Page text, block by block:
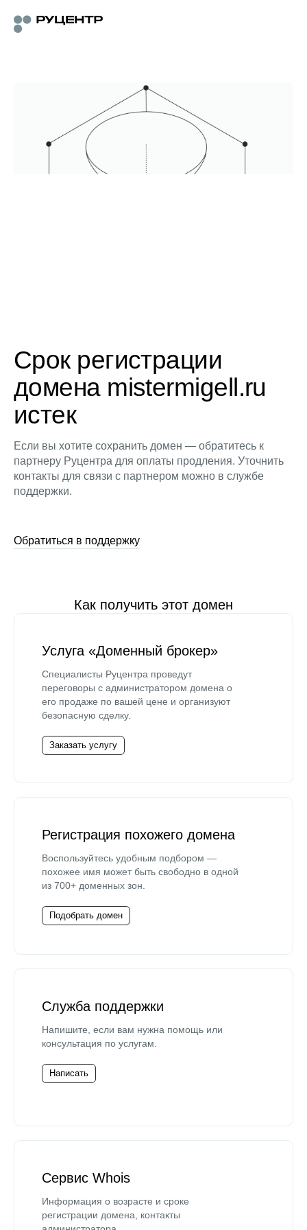
Срок регистрации
домена mistermigell.ru
истек
Если вы хотите сохранить домен — обратитесь к
партнеру Руцентра для оплаты продления. Уточнить
контакты для связи с партнером можно в службе
поддержки.
Обратиться в поддержку
Как получить этот домен
Услуга «Доменный брокер»
Специалисты Руцентра проведут
переговоры с администратором домена о
его продаже по вашей цене и организуют
безопасную сделку.
Заказать услугу
Регистрация похожего домена
Воспользуйтесь удобным подбором —
похожее имя может быть свободно в одной
из 700+ доменных зон.
Подобрать домен
Служба поддержки
Напишите, если вам нужна помощь или
консультация по услугам.
Написать
Сервис Whois
Информация о возрасте и сроке
регистрации домена, контакты